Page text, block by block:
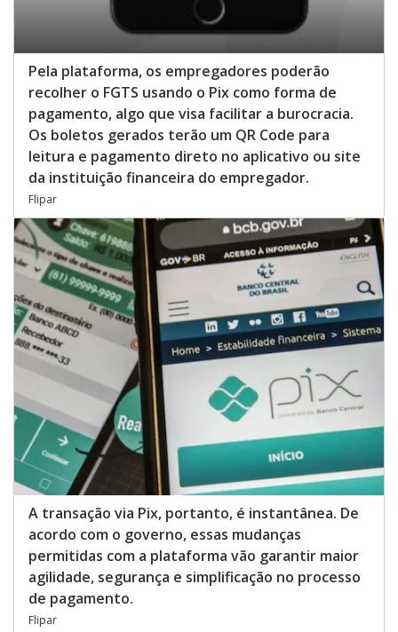
Pela plataforma, os empregadores poderão
recolher o FGTS usando o Pix como forma de
pagamento, algo que visa facilitar a burocracia.
Os boletos gerados terão um QR Code para
leitura e pagamento direto no aplicativo ou site
da instituição financeira do empregador.
Flipar
A transação via Pix, portanto, é instantânea. De
acordo com o governo, essas mudanças
permitidas com a plataforma vão garantir maior
agilidade, segurança e simplificação no processo
de pagamento.
Flipar